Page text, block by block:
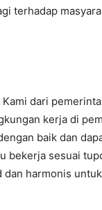
terhadap
dari
kerja di
baik dan
bekerja sesuai
harmonis